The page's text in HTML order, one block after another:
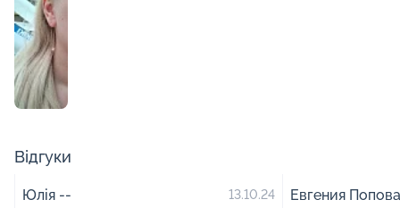
Відгуки
Юлія -- 13.10.24 Евгения Попова